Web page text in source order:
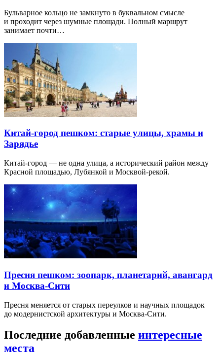
Бульварное кольцо не замкнуто в буквальном смысле
и проходит через шумные площади. Полный маршрут
занимает почти…
Китай-город пешком: старые улицы, храмы и
Зарядье
Китай-город — не одна улица, а исторический район между
Красной площадью, Лубянкой и Москвой-рекой.
Пресня пешком: зоопарк, планетарий, авангард
и Москва-Сити
Пресня меняется от старых переулков и научных площадок
до модернистской архитектуры и Москва-Сити.
Последние добавленные интересные
места